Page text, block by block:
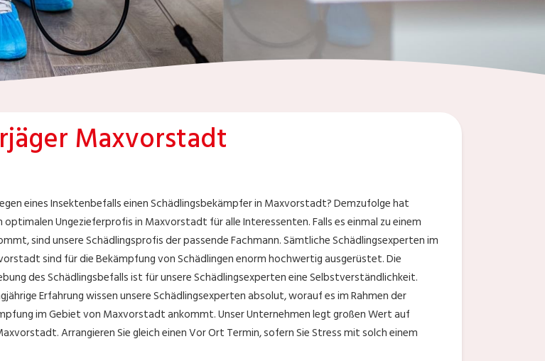
Maxvorstadt
eines Insektenbefalls einen Schädlingsbekämpfer in Maxvorstadt? Demzufolge hat
optimalen Ungezieferprofis in Maxvorstadt für alle Interessenten. Falls es einmal zu einem
sind unsere Schädlingsprofis der passende Fachmann. Sämtliche Schädlingsexperten im
sind für die Bekämpfung von Schädlingen enorm hochwertig ausgerüstet. Die
des Schädlingsbefalls ist für unsere Schädlingsexperten eine Selbstverständlichkeit.
Erfahrung wissen unsere Schädlingsexperten absolut, worauf es im Rahmen der
im Gebiet von Maxvorstadt ankommt. Unser Unternehmen legt großen Wert auf
Arrangieren Sie gleich einen Vor Ort Termin, sofern Sie Stress mit solch einem